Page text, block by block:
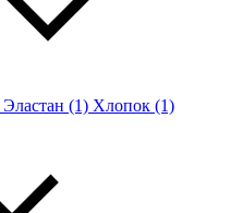
Эластан (1) Хлопок (1)